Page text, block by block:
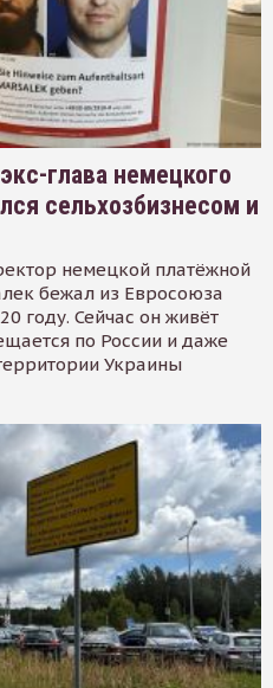
глава немецкого
сельхозбизнесом и
немецкой платёжной
бежал из Евросоюза
году. Сейчас он живёт
по России и даже
Украины